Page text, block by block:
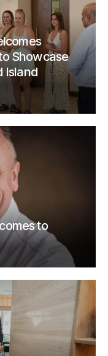
Showcase
Island
to